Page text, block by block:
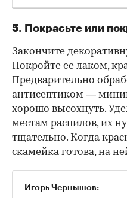
5. Покрасьте или
Закончите
Покройте ее лаком,
Предварительно
антисептиком —
хорошо высохнуть.
местам распилов, их
тщательно. Когда
скамейка готова, на
Игорь Чернышов: